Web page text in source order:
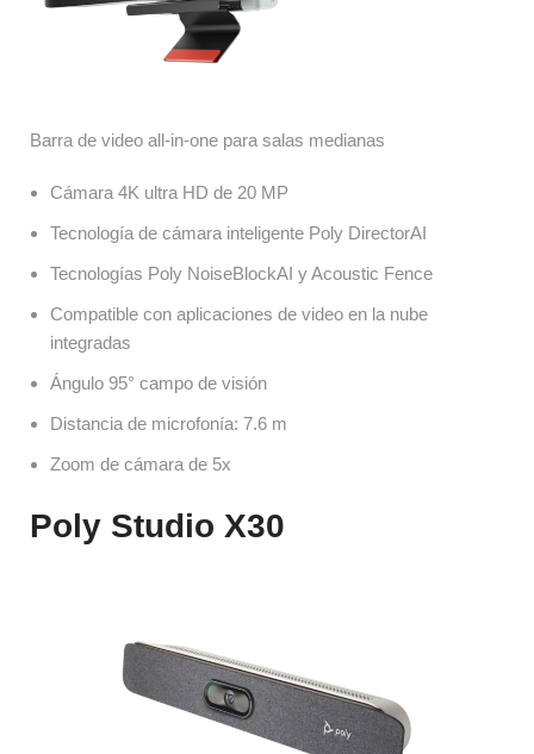
Barra de video all-in-one para salas medianas
Cámara 4K ultra HD de 20 MP
Tecnología de cámara inteligente Poly DirectorAI
Tecnologías Poly NoiseBlockAI y Acoustic Fence
Compatible con aplicaciones de video en la nube
integradas
Ángulo 95° campo de visión
Distancia de microfonía: 7.6 m
Zoom de cámara de 5x
Poly Studio X30